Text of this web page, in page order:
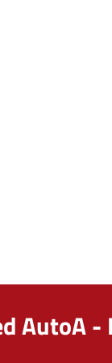
AutoA